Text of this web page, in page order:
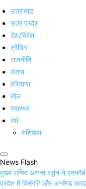
उत्तराखंड
उत्तर प्रदेश
देश/विदेश
ट्रेंडिंग
राजनीति
पंजाब
हरियाणा
खेल
स्वास्थ्य
धर्म
राशिफल
News Flash
मुख्य सचिव आनन्द बर्द्धन ने
प्रदेश में विसंगति और अनमैप्ड